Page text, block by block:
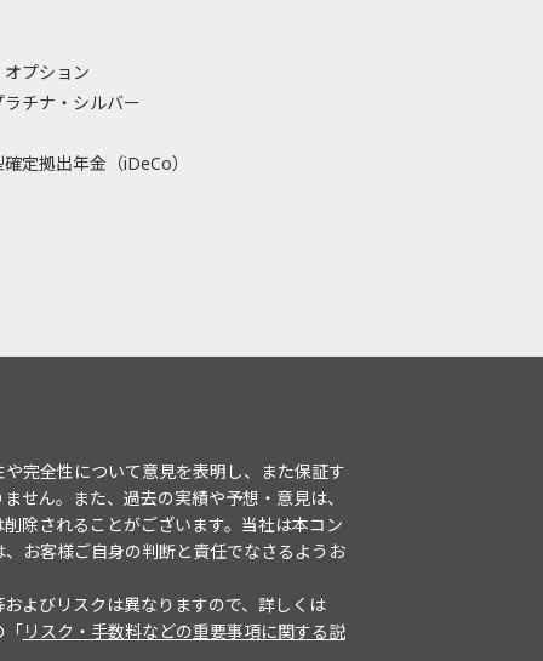
プション
ラチナ・シルバー
定拠出年金（iDeCo）
完全性について意見を表明し、また保証す
せん。また、過去の実績や予想・意見は、
除されることがございます。当社は本コン
お客様ご自身の判断と責任でなさるようお
よびリスクは異なりますので、詳しくは
「リスク・手数料などの重要事項に関する説